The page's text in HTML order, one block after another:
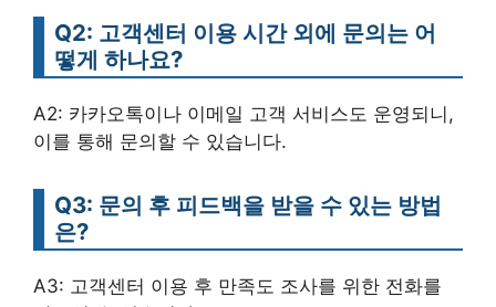
Q2: 고객센터 이용 시간 외에 문의는 어
떻게 하나요?
A2: 카카오톡이나 이메일 고객 서비스도 운영되니,
이를 통해 문의할 수 있습니다.
Q3: 문의 후 피드백을 받을 수 있는 방법
은?
A3: 고객센터 이용 후 만족도 조사를 위한 전화를